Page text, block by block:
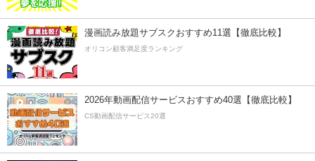
漫画読み放題サブスクおすすめ11選【徹底比較】
オリコン顧客満足度ランキング
2026年動画配信サービスおすすめ40選【徹底比較】
CS動画配信サービス20選